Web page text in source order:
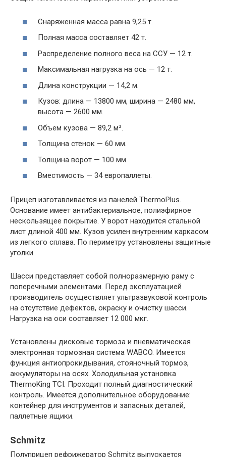
Снаряженная масса равна 9,25 т.
Полная масса составляет 42 т.
Распределение полного веса на ССУ — 12 т.
Максимальная нагрузка на ось — 12 т.
Длина конструкции — 14,2 м.
Кузов: длина — 13800 мм, ширина — 2480 мм,
высота — 2600 мм.
Объем кузова — 89,2 м³.
Толщина стенок — 60 мм.
Толщина ворот — 100 мм.
Вместимость — 34 европаллеты.
Прицеп изготавливается из панелей ThermoPlus.
Основание имеет антибактериальное, полиэфирное
нескользящее покрытие. У ворот находится стальной
лист длиной 400 мм. Кузов усилен внутренним каркасом
из легкого сплава. По периметру установлены защитные
уголки.
Шасси представляет собой полноразмерную раму с
поперечными элементами. Перед эксплуатацией
производитель осуществляет ультразвуковой контроль
на отсутствие дефектов, окраску и очистку шасси.
Нагрузка на оси составляет 12 000 мкг.
Установлены дисковые тормоза и пневматическая
электронная тормозная система WABCO. Имеется
функция антиопрокидывания, стояночный тормоз,
аккумуляторы на осях. Холодильная установка
ThermoKing TCI. Проходит полный диагностический
контроль. Имеется дополнительное оборудование:
контейнер для инструментов и запасных деталей,
паллетные ящики.
Schmitz
Полуприцеп рефрижератор Schmitz выпускается